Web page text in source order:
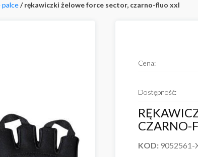
/ rękawiczki żelowe force sector, czarno-fluo xxl
CZARNO-
KOD: 9052561-
Cena:
Dostępność: